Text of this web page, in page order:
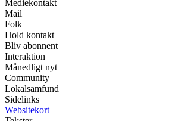
Mediekontakt
Mail
Folk
Hold kontakt
Bliv abonnent
Interaktion
Månedligt nyt
Community
Lokalsamfund
Sidelinks
Websitekort